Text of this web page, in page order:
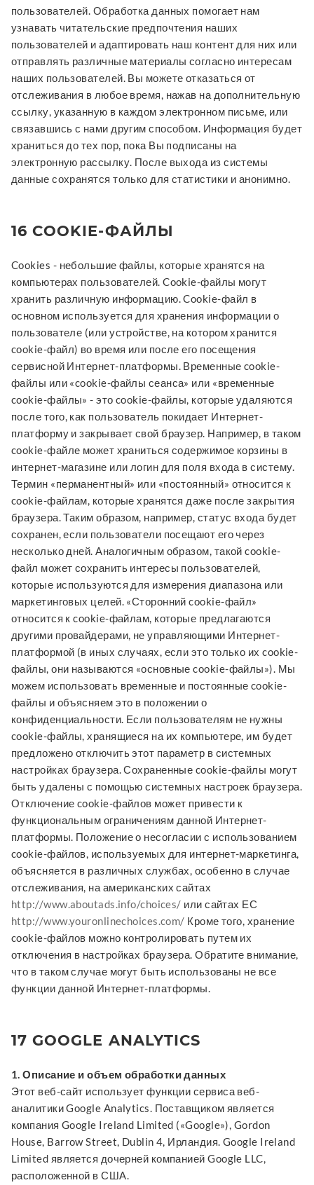
пользователей. Обработка данных помогает нам
узнавать читательские предпочтения наших
пользователей и адаптировать наш контент для них или
отправлять различные материалы согласно интересам
наших пользователей. Вы можете отказаться от
отслеживания в любое время, нажав на дополнительную
ссылку, указанную в каждом электронном письме, или
связавшись с нами другим способом. Информация будет
храниться до тех пор, пока Вы подписаны на
электронную рассылку. После выхода из системы
данные сохранятся только для статистики и анонимно.
16 COOKIE-ФАЙЛЫ
Cookies - небольшие файлы, которые хранятся на
компьютерах пользователей. Cookie-файлы могут
хранить различную информацию. Cookie-файл в
основном используется для хранения информации о
пользователе (или устройстве, на котором хранится
cookie-файл) во время или после его посещения
сервисной Интернет-платформы. Временные cookie-
файлы или «cookie-файлы сеанса» или «временные
cookie-файлы» - это cookie-файлы, которые удаляются
после того, как пользователь покидает Интернет-
платформу и закрывает свой браузер. Например, в таком
cookie-файле может храниться содержимое корзины в
интернет-магазине или логин для поля входа в систему.
Термин «перманентный» или «постоянный» относится к
cookie-файлам, которые хранятся даже после закрытия
браузера. Таким образом, например, статус входа будет
сохранен, если пользователи посещают его через
несколько дней. Аналогичным образом, такой cookie-
файл может сохранить интересы пользователей,
которые используются для измерения диапазона или
маркетинговых целей. «Сторонний cookie-файл»
относится к cookie-файлам, которые предлагаются
другими провайдерами, не управляющими Интернет-
платформой (в иных случаях, если это только их cookie-
файлы, они называются «основные cookie-файлы»). Мы
можем использовать временные и постоянные cookie-
файлы и объясняем это в положении о
конфиденциальности. Если пользователям не нужны
cookie-файлы, хранящиеся на их компьютере, им будет
предложено отключить этот параметр в системных
настройках браузера. Сохраненные cookie-файлы могут
быть удалены с помощью системных настроек браузера.
Отключение cookie-файлов может привести к
функциональным ограничениям данной Интернет-
платформы. Положение о несогласии с использованием
cookie-файлов, используемых для интернет-маркетинга,
объясняется в различных службах, особенно в случае
отслеживания, на американских сайтах
http://www.aboutads.info/choices/ или сайтах ЕС
http://www.youronlinechoices.com/ Кроме того, хранение
cookie-файлов можно контролировать путем их
отключения в настройках браузера. Обратите внимание,
что в таком случае могут быть использованы не все
функции данной Интернет-платформы.
17 GOOGLE ANALYTICS
1. Описание и объем обработки данных
Этот веб-сайт использует функции сервиса веб-
аналитики Google Analytics. Поставщиком является
компания Google Ireland Limited («Google»), Gordon
House, Barrow Street, Dublin 4, Ирландия. Google Ireland
Limited является дочерней компанией Google LLC,
расположенной в США.